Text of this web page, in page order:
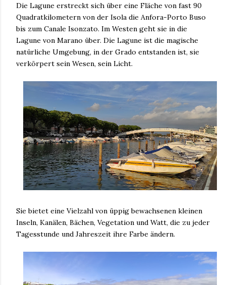
Die Lagune erstreckt sich über eine Fläche von fast 90
Quadratkilometern von der Isola die Anfora-Porto Buso
bis zum Canale Isonzato. Im Westen geht sie in die
Lagune von Marano über. Die Lagune ist die magische
natürliche Umgebung, in der Grado entstanden ist, sie
verkörpert sein Wesen, sein Licht.
Sie bietet eine Vielzahl von üppig bewachsenen kleinen
Inseln, Kanälen, Bächen, Vegetation und Watt, die zu jeder
Tagesstunde und Jahreszeit ihre Farbe ändern.